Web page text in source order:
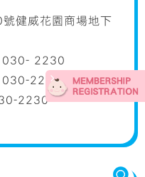
健威花園商場地下
2230
2230
2230